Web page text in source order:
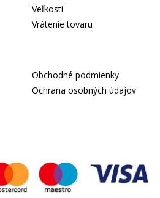
Veľkosti
Vrátenie tovaru
Obchodné podmienky
Ochrana osobných údajov